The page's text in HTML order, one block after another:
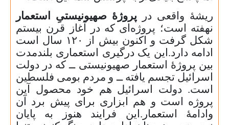
ریشهٔ واقعی در پروژهٔ صهیونیستیِ استعمار
نهفته است؛ پروژه‌ای که در آغاز قرن بیستم
شکل گرفت و اکنون بیش از
۱۲۰ سال است
ادامه دارد. این یک درگیری استعماری بلندمدت
بین پروژهٔ استعمار صهیونیستی ــ که در دولت
اسرائیل تجسم یافته ــ و مردم بومی فلسطین
است. دولت اسرائیل هم خود محصول آین
پروژه است و هم ابزاری برای پیش برد آن
وادامهٔ استعمار.این فرایند هنوز به پایان